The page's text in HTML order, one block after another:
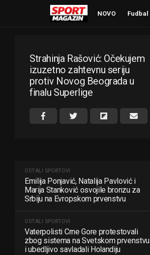
NOVO Fudbal
Strahinja Rašović: Očekujem
izuzetno zahtevnu seriju
protiv Novog Beograda u
finalu Superlige
OSTALI SPORTOVI
Emilija Ponjavić, Natalija Pavlović i
Marija Stanković osvojile bronzu za
Srbiju na Evropskom prvenstvu
OSTALI SPORTOVI
Vaterpolisti Crne Gore protestovali
zbog sistema na Svetskom prvenstvu
i ubedljivo savladali Holandiju